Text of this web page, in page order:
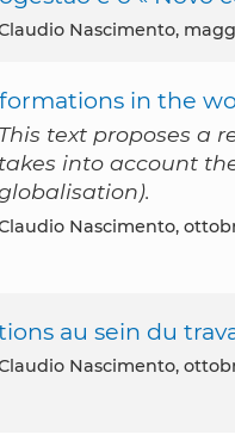
Claudio Nascimento,
in the
This text proposes a
takes into account
Claudio Nascimento,
au sein du
Claudio Nascimento,